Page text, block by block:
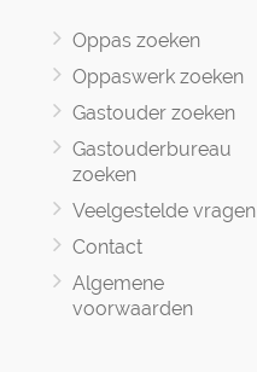
Oppas zoeken
Oppaswerk zoeken
Gastouder zoeken
Gastouderbureau
zoeken
Veelgestelde vragen
Contact
Algemene
voorwaarden